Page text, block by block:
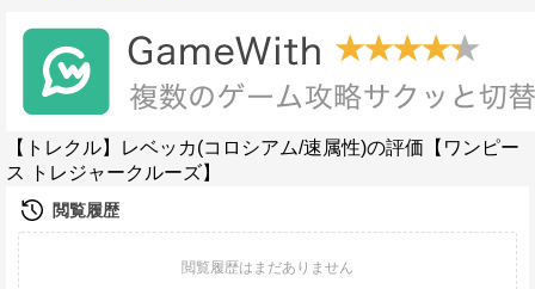
【トレクル】レベッカ(コロシアム/速属性)の評価【ワンピー
ス トレジャークルーズ】